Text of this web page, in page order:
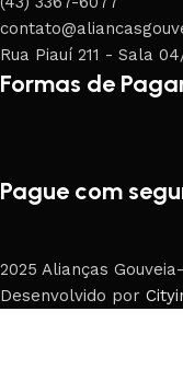
Rua Piauí 211 - Sala
Formas de
Pague com
2025 Alianças
Desenvolvido por